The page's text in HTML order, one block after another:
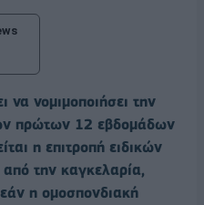
να νομιμοποιήσει την
πρώτων 12 εβδομάδων
η επιτροπή ειδικών
από την καγκελαρία,
η ομοσπονδιακή